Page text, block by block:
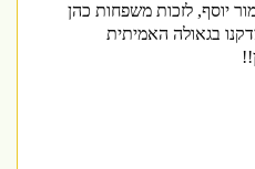
יוסף, לזכות משפחות כהן
בגאולה האמיתית